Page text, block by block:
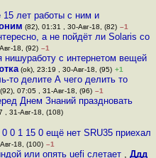
лет работы с ним и
(82), 01:31 , 30-Авг-18, (82) –1
а не пойдёт ли Solaris со
18, (92) –1
с интернетом вещей
(ok), 23:19 , 30-Авг-18, (95) +1
то делите А чего делить то
(92), 07:05 , 31-Авг-18, (96) –1
Днем Знаний праздновать
, 31-Авг-18, (108)
0 1 15 0 ещё нет SRU35 приехал
18, (100) –1
или опять uefi слетает ,Ддд